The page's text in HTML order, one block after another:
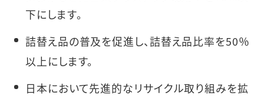
下にします。
詰替え品の普及を促進し、詰替え品比率を50％
以上にします。
日本において先進的なリサイクル取り組みを拡